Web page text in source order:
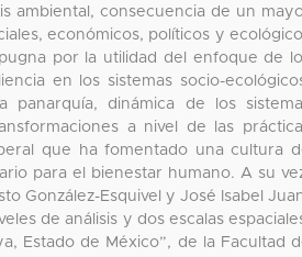
ambiental, consecuencia de un
económicos, políticos y
por la utilidad del enfoque de
en los sistemas socio-
panarquía, dinámica de los
a nivel de las
que ha fomentado una cultura
para el bienestar humano. A su
González-Esquivel y José Isabel
de análisis y dos escalas
Estado de México”, de la Facultad